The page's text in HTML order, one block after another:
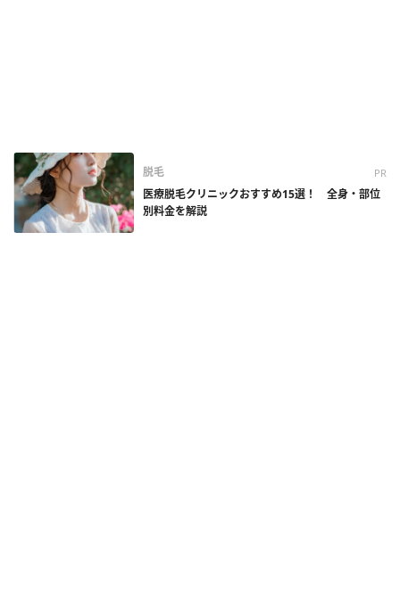
脱毛 PR
医療脱毛クリニックおすすめ15選！ 全身・部位
別料金を解説